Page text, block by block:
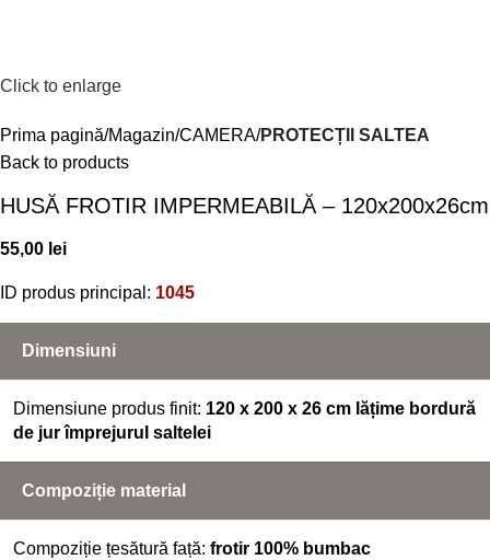
Click to enlarge
Prima pagină Magazin CAMERA PROTECȚII SALTEA
Back to products
HUSĂ FROTIR IMPERMEABILĂ – 120x200x26cm
55,00 lei
ID produs principal: 1045
Dimensiuni
Dimensiune produs finit: 120 x 200 x 26 cm lățime bordură
de jur împrejurul saltelei
Compoziție material
Compoziție țesătură față: frotir 100% bumbac